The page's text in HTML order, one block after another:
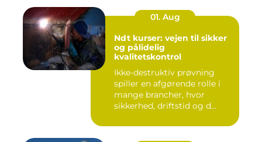
01. Aug
Ndt kurser: vejen til sikker
og pålidelig
kvalitetskontrol
Ikke-destruktiv prøvning
spiller en afgørende rolle i
mange brancher, hvor
sikkerhed, driftstid og d...